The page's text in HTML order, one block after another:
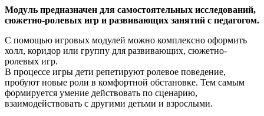
ДОУ
Модуль предназначен для самостоятельных исследований,
сюжетно-ролевых игр и развивающих занятий с педагогом.
С помощью игровых модулей можно комплексно оформить
холл, коридор или группу для развивающих, сюжетно-
ролевых игр.
В процессе игры дети репетируют ролевое поведение,
пробуют новые роли в комфортной обстановке. Тем самым
формируется умение действовать по сценарию,
взаимодействовать с другими детьми и взрослыми.